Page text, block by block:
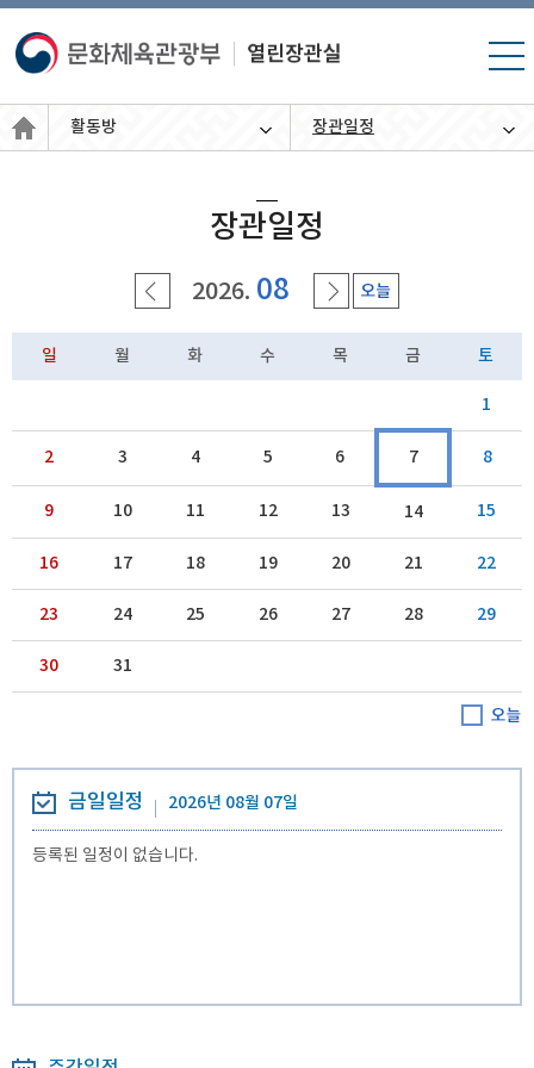
장관일정
활동방 장관일정
2026. 08
일 월 화 수 목 금 토
1
2 3 4 5 6 7 8
9 10 11 12 13 14 15
16 17 18 19 20 21 22
23 24 25 26 27 28 29
30 31
금일일정 2026년 08월 07일
등록된 일정이 없습니다.